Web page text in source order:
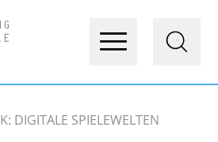
DIGITALE SPIELEWELTEN